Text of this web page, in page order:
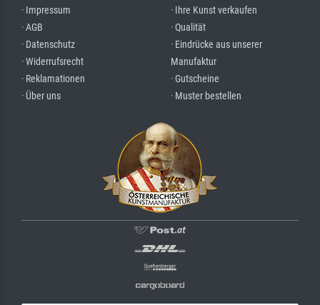
· Impressum
· AGB
· Datenschutz
· Widerrufsrecht
· Reklamationen
· Über uns
· Ihre Kunst verkaufen
· Qualität
· Eindrücke aus unserer
Manufaktur
· Gutscheine
· Muster bestellen